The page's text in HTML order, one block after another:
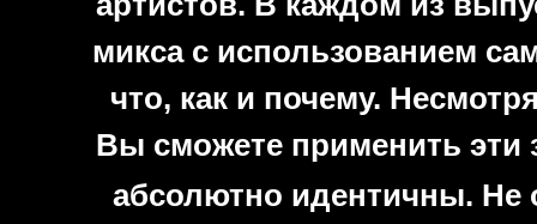
микса с использованием
что, как и почему.
Вы сможете применить эти
абсолютно идентичны. Не